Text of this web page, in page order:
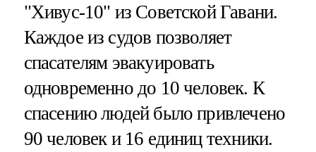
"Хивус-10" из Советской Гавани.
Каждое из судов позволяет
спасателям эвакуировать
одновременно до 10 человек. К
спасению людей было привлечено
90 человек и 16 единиц техники.